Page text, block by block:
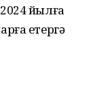
йылға
етергә